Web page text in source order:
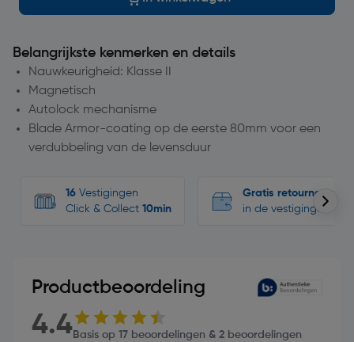
Belangrijkste kenmerken en details
Nauwkeurigheid: Klasse II
Magnetisch
Autolock mechanisme
Blade Armor-coating op de eerste 80mm voor een
verdubbeling van de levensduur
16 Vestigingen
Click & Collect 10min
Gratis retourneren
in de vestigingen
Productbeoordeling
4.4Basis op 17 beoordelingen & 2 beoordelingen